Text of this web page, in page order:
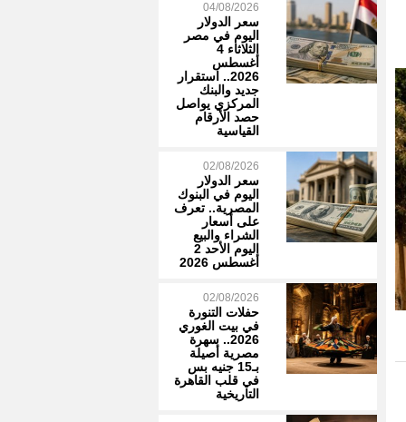
04/08/2026
سعر الدولار
اليوم في مصر
الثلاثاء 4
أغسطس
2026.. استقرار
جديد والبنك
المركزي يواصل
حصد الأرقام
القياسية
02/08/2026
سعر الدولار
اليوم في البنوك
المصرية.. تعرف
على أسعار
الشراء والبيع
اليوم الأحد 2
أغسطس 2026
02/08/2026
حفلات التنورة
في بيت الغوري
2026.. سهرة
مصرية أصيلة
بـ15 جنيه بس
في قلب القاهرة
التاريخية